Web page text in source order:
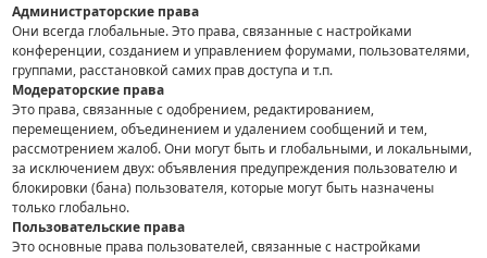
Администраторские права
Они всегда глобальные. Это права, связанные с настройками
конференции, созданием и управлением форумами, пользователями,
группами, расстановкой самих прав доступа и т.п.
Модераторские права
Это права, связанные с одобрением, редактированием,
перемещением, объединением и удалением сообщений и тем,
рассмотрением жалоб. Они могут быть и глобальными, и локальными,
за исключением двух: объявления предупреждения пользователю и
блокировки (бана) пользователя, которые могут быть назначены
только глобально.
Пользовательские права
Это основные права пользователей, связанные с настройками